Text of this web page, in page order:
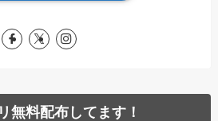
無料配布してます！